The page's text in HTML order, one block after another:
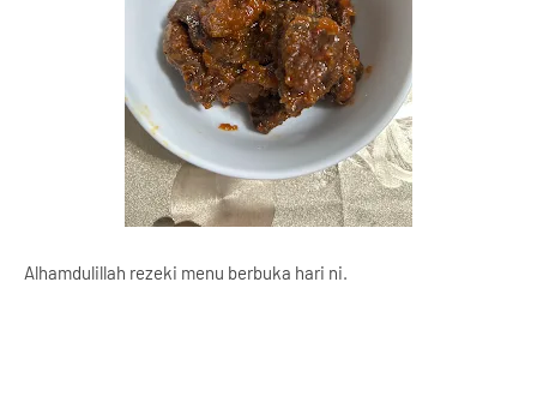
Alhamdulillah rezeki menu berbuka hari ni.